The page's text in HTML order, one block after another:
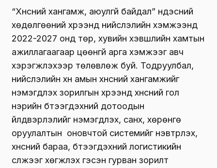
“Хүнсний хангамж, аюулгүй байдал” үндэсний
хөдөлгөөний хүрээнд нийслэлийн хэмжээнд
2022-2027 онд төр, хувийн хэвшлийн хамтын
ажиллагаагаар цөөнгүй арга хэмжээг авч
хэрэгжүүлэхээр төлөвлөж буй. Тодруулбал,
нийслэлийн хүн амын хүнсний хангамжийг
нэмэгдүүлэх зорилгын хүрээнд хүнсний гол
нэрийн бүтээгдэхүүний дотоодын
үйлдвэрлэлийг нэмэгдүүлэх, санхүү, хөрөнгө
оруулалтын оновчтой системийг нэвтрүүлэх,
хүнсний бараа, бүтээгдэхүүний логистикийн
сүлжээг хөгжүүлэх гэсэн гурван зорилт